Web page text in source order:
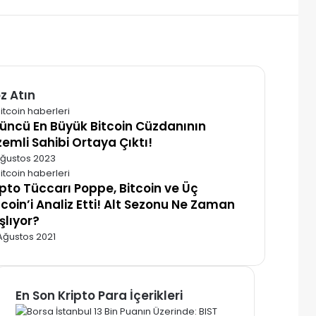
Atın
En Büyük Bitcoin Cüzdanının
Sahibi Ortaya Çıktı!
2023
Tüccarı Poppe, Bitcoin ve Üç
Analiz Etti! Alt Sezonu Ne Zaman
2021
En Son Kripto Para İçerikleri